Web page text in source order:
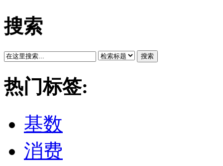
搜索
搜索
热门标签:
基数
消费